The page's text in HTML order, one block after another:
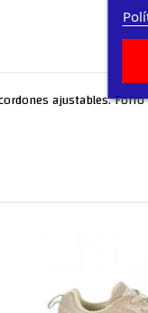
ajustables.